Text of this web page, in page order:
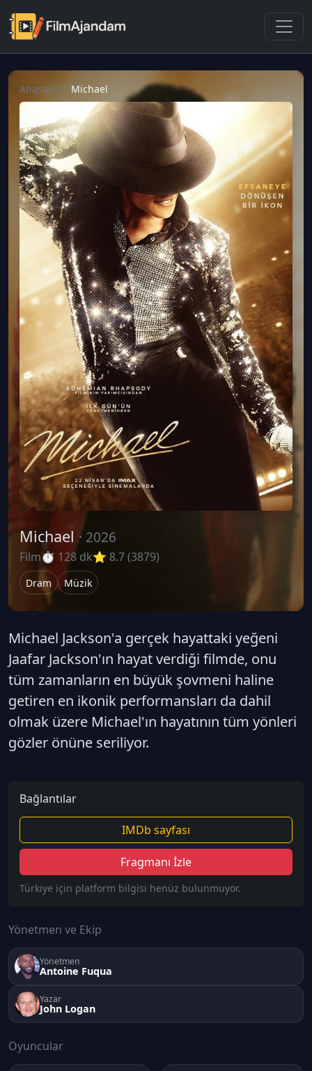
Anasayfa / Michael
Michael· 2026
Film⏱ 128 dk⭐ 8.7 (3879)
Dram Müzik
Michael Jackson'a gerçek hayattaki yeğeni
Jaafar Jackson'ın hayat verdiği filmde, onu
tüm zamanların en büyük şovmeni haline
getiren en ikonik performansları da dahil
olmak üzere Michael'ın hayatının tüm yönleri
gözler önüne seriliyor.
Bağlantılar
IMDb sayfası
Fragmanı İzle
Türkiye için platform bilgisi henüz bulunmuyor.
Yönetmen ve Ekip
Yönetmen
Antoine Fuqua
Yazar
John Logan
Oyuncular